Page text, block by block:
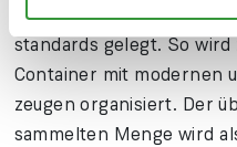
kriterien und die
standards gelegt. So wird
Container mit modernen
zeugen orga­nisiert. Der
sammelten Menge wird